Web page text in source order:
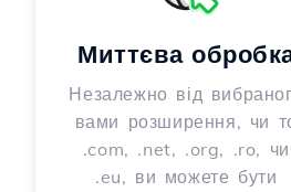
Миттєва
Незалежно від
вами розширення, чи
.com, .net, .org, .ro, чи
.eu, ви можете бути